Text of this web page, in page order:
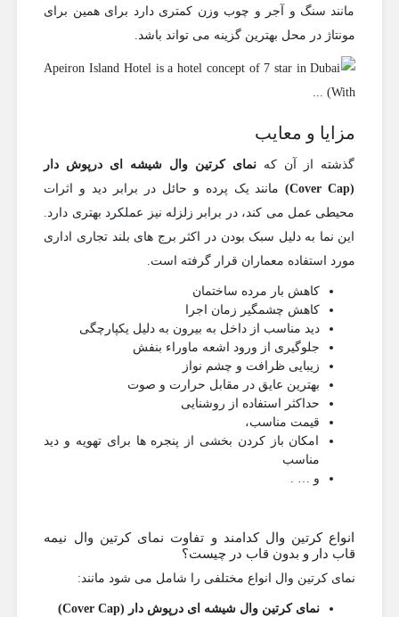
مانند سنگ و آجر و چوب وزن کمتری دارد برای همین برای
مونتاژ در محل بهترین گزینه می تواند باشد.
مزایا و معایب
گذشته از آن کهنمای کرتین وال شیشه ای درپوش دار
Cover Cap
)مانند یک پرده و حائل در برابر دید و اثرات
محیطی عمل می کند، در برابر زلزله نیز عملکرد بهتری دارد.
این نما به دلیل سبک بودن در اکثر برج های بلند تجاری اداری
مورد استفاده معماران قرار گرفته است.
کاهش بار مرده ساختمان
کاهش چشمگیر زمان اجرا
دید مناسب از داخل به بیرون به دلیل یکپارچگی
جلوگیری از ورود اشعه ماوراء بنفش
زیبایی ظرافت و چشم نواز
بهترین عایق در مقابل حرارت و صوت
حداکثر استفاده از روشنایی
قیمت مناسب،
امکان باز کردن بخشی از پنجره ها برای تهویه و دید
مناسب
و … .
انواع کرتین وال کدامند و تفاوت نمای کرتین وال نیمه
قاب دار و بدون قاب در چیست؟
نمای کرتین وال انواع مختلفی را شامل می شود مانند:
نمای کرتین وال شیشه ای درپوش دار ( Cover Cap
)